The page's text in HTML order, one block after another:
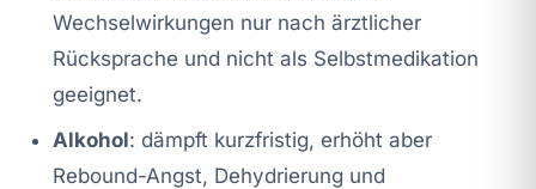
Wechselwirkungen nur nach ärztlicher
Rücksprache und nicht als Selbstmedikation
geeignet.
Alkohol: dämpft kurzfristig, erhöht aber
Rebound-Angst, Dehydrierung und